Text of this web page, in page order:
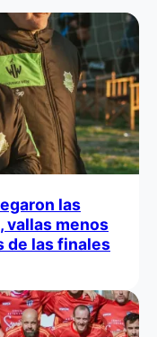
las
vallas menos
de las finales